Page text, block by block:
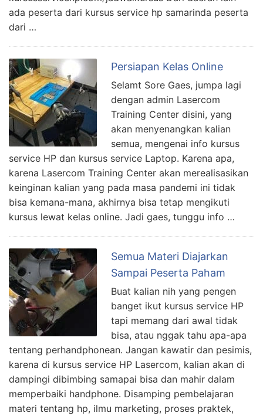
ada peserta dari kursus service hp samarinda peserta
dari …
Persiapan Kelas Online
Selamt Sore Gaes, jumpa lagi
dengan admin Lasercom
Training Center disini, yang
akan menyenangkan kalian
semua, mengenai info kursus
service HP dan kursus service Laptop. Karena apa,
karena Lasercom Training Center akan merealisasikan
keinginan kalian yang pada masa pandemi ini tidak
bisa kemana-mana, akhirnya bisa tetap mengikuti
kursus lewat kelas online. Jadi gaes, tunggu info …
Semua Materi Diajarkan
Sampai Peserta Paham
Buat kalian nih yang pengen
banget ikut kursus service HP
tapi memang dari awal tidak
bisa, atau nggak tahu apa-apa
tentang perhandphonean. Jangan kawatir dan pesimis,
karena di kursus service HP Lasercom, kalian akan di
dampingi dibimbing samapai bisa dan mahir dalam
memperbaiki handphone. Disamping pembelajaran
materi tentang hp, ilmu marketing, proses praktek,